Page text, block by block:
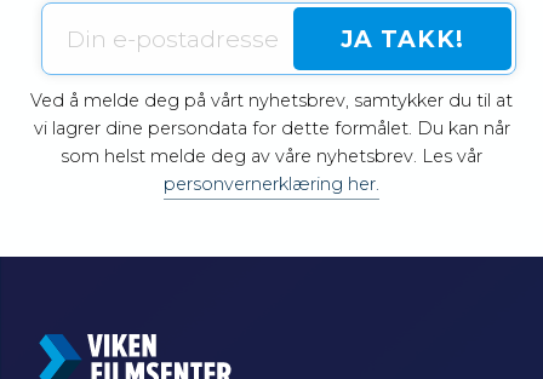
Ved å melde deg på vårt nyhetsbrev, samtykker du til at
vi lagrer dine persondata for dette formålet. Du kan når
som helst melde deg av våre nyhetsbrev. Les vår
personvernerklæring her.